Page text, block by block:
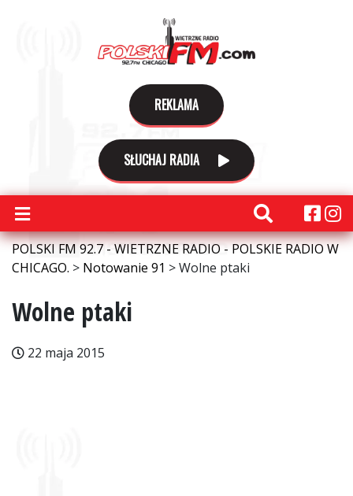
REKLAMA
SŁUCHAJ RADIA
POLSKI FM 92.7 - WIETRZNE RADIO - POLSKIE RADIO W
CHICAGO. > Notowanie 91 >Wolne ptaki
Wolne ptaki
22 maja 2015